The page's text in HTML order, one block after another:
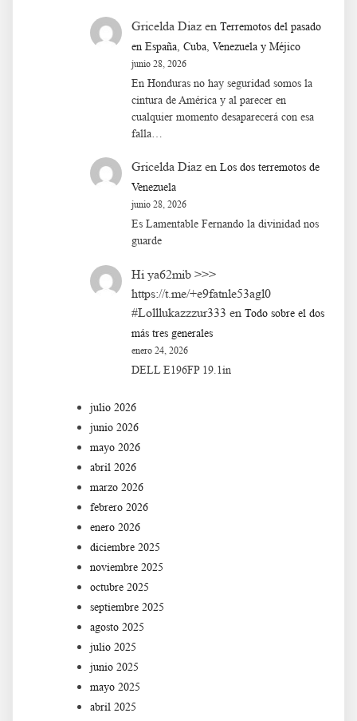
Gricelda Diaz en Terremotos del pasado
en España, Cuba, Venezuela y Méjico
junio 28, 2026
En Honduras no hay seguridad somos la
cintura de América y al parecer en
cualquier momento desaparecerá con esa
falla…
Gricelda Diaz en Los dos terremotos de
Venezuela
junio 28, 2026
Es Lamentable Fernando la divinidad nos
guarde
Hi ya62mib >>>
https://t.me/+e9fatnle53agl0
#Lolllukazzzur333 en Todo sobre el dos
más tres generales
enero 24, 2026
DELL E196FP 19.1in
julio 2026
junio 2026
mayo 2026
abril 2026
marzo 2026
febrero 2026
enero 2026
diciembre 2025
noviembre 2025
octubre 2025
septiembre 2025
agosto 2025
julio 2025
junio 2025
mayo 2025
abril 2025